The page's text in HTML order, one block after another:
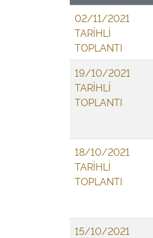
02/11/2021
TARİHLİ
TOPLANTI
19/10/2021
TARİHLİ
TOPLANTI
18/10/2021
TARİHLİ
TOPLANTI
15/10/2021